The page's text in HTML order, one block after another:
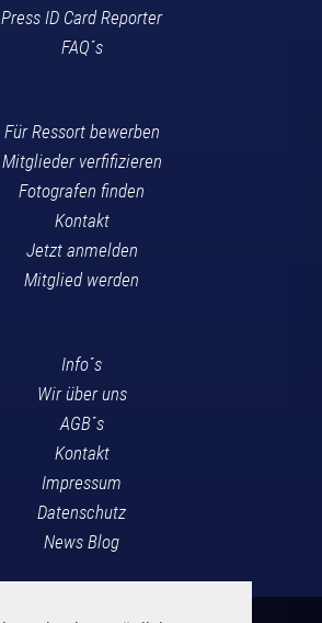
Press ID Card Reporter
FAQ´s
Für Ressort bewerben
Mitglieder verfifizieren
Fotografen finden
Kontakt
Jetzt anmelden
Mitglied werden
Info´s
Wir über uns
AGB´s
Kontakt
Impressum
Datenschutz
News Blog